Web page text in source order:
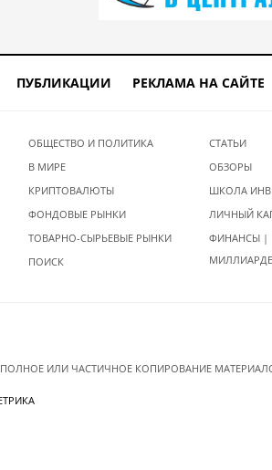
ПУБЛИКАЦИИ РЕКЛАМА НА САЙТЕ
ОБЩЕСТВО И ПОЛИТИКА
В МИРЕ
КРИПТОВАЛЮТЫ
ФОНДОВЫЕ РЫНКИ
ТОВАРНО-СЫРЬЕВЫЕ РЫНКИ
ПОИСК
СТАТЬИ
ОБЗОРЫ
ШКОЛА
ЛИЧНЫЙ
ФИНАНСЫ |
ПОЛНОЕ ИЛИ ЧАСТИЧНОЕ КОПИРОВАНИЕ